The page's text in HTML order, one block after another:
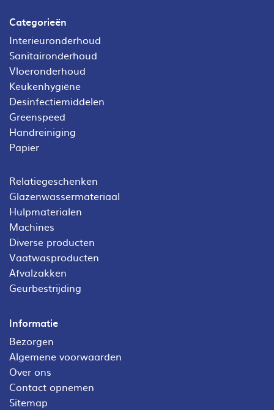
Categorieën
Interieuronderhoud
Sanitaironderhoud
Vloeronderhoud
Keukenhygiëne
Desinfectiemiddelen
Greenspeed
Handreiniging
Papier
Relatiegeschenken
Glazenwassermateriaal
Hulpmaterialen
Machines
Diverse producten
Vaatwasproducten
Afvalzakken
Geurbestrijding
Informatie
Bezorgen
Algemene voorwaarden
Over ons
Contact opnemen
Sitemap